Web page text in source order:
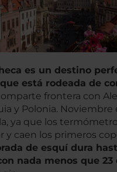
es un destino
está rodeada de
frontera con
y Polonia. Noviembre
ya que los
y caen los primeros
de esquí dura
nada menos que 23